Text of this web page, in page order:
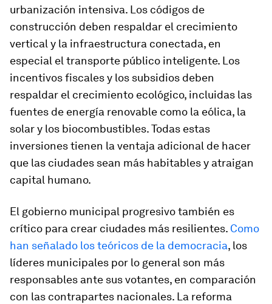
urbanización intensiva. Los códigos de
construcción deben respaldar el crecimiento
vertical y la infraestructura conectada, en
especial el transporte público inteligente. Los
incentivos fiscales y los subsidios deben
respaldar el crecimiento ecológico, incluidas las
fuentes de energía renovable como la eólica, la
solar y los biocombustibles. Todas estas
inversiones tienen la ventaja adicional de hacer
que las ciudades sean más habitables y atraigan
capital humano.
El gobierno municipal progresivo también es
crítico para crear ciudades más resilientes. Como
han señalado los teóricos de la democracia, los
líderes municipales por lo general son más
responsables ante sus votantes, en comparación
con las contrapartes nacionales. La reforma